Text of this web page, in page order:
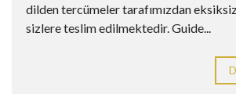
dilden tercümeler tarafımızdan
sizlere teslim edilmektedir. Guide...